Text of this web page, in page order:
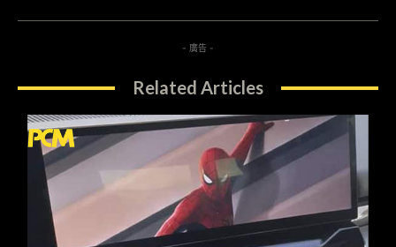
- 廣告 -
Related Articles